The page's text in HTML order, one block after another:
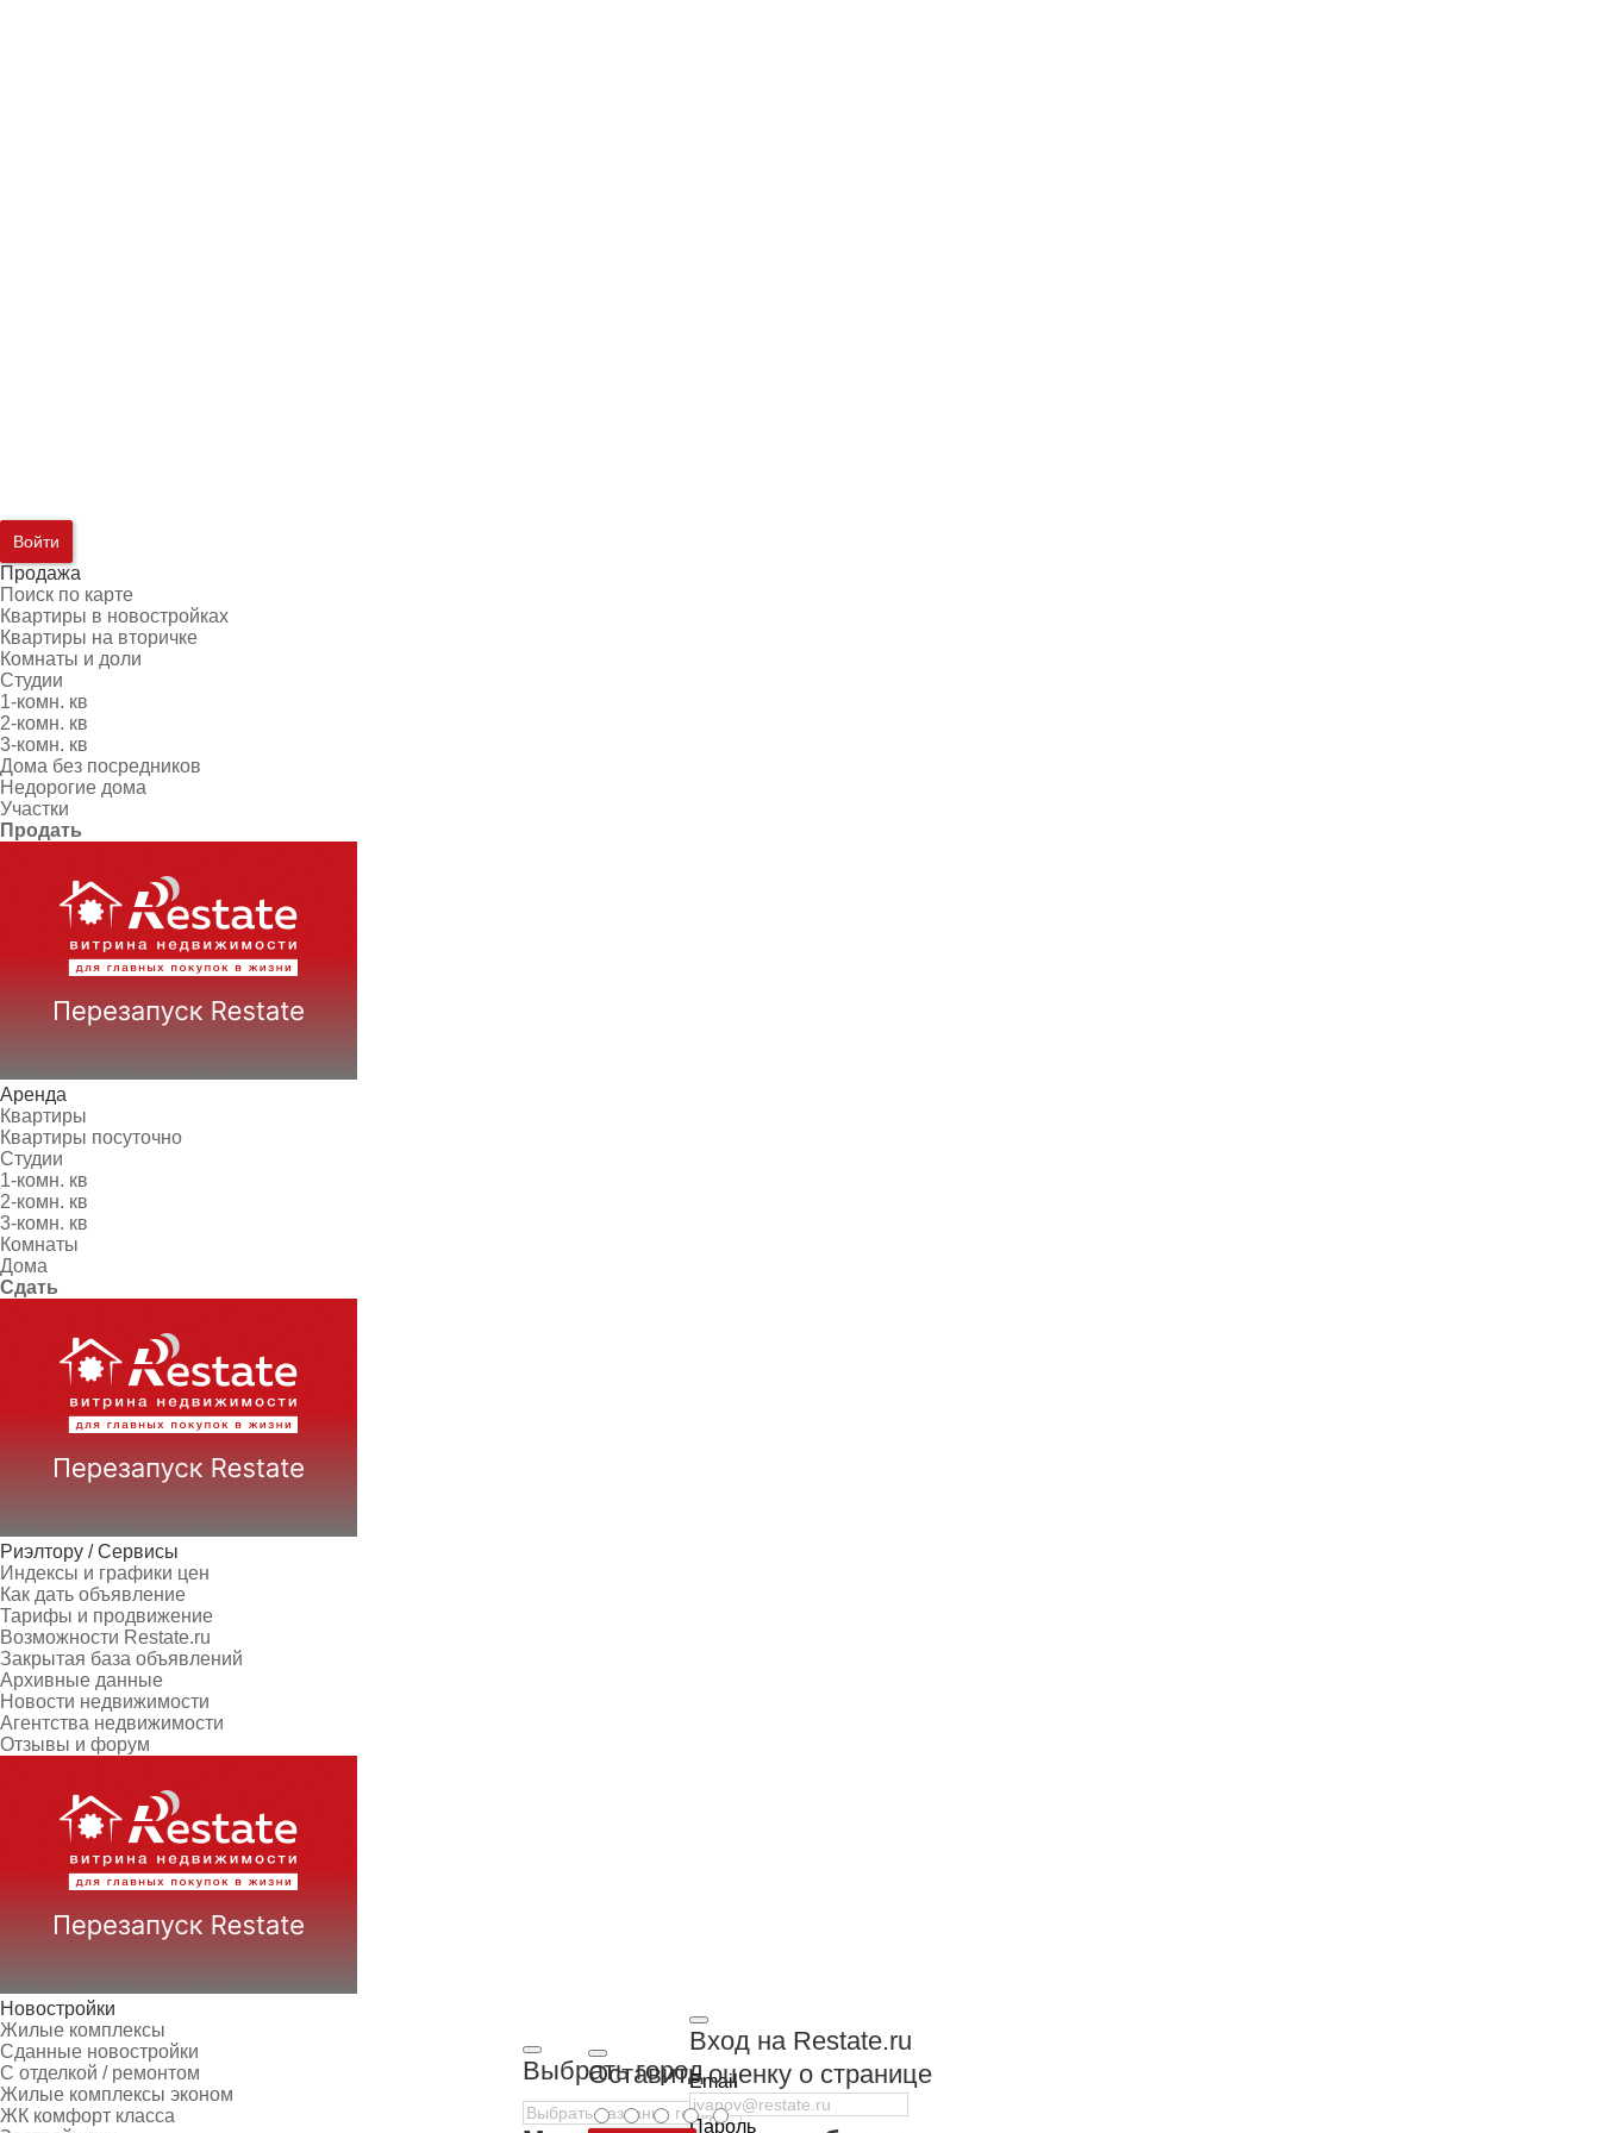
Войти
Продажа
Поиск по карте
Квартиры в новостройках
Квартиры на вторичке
Комнаты и доли
Студии
1-комн. кв
2-комн. кв
3-комн. кв
Дома без посредников
Недорогие дома
Участки
Продать
Аренда
Квартиры
Квартиры посуточно
Студии
1-комн. кв
2-комн. кв
3-комн. кв
Комнаты
Дома
Сдать
Риэлтору / Сервисы
Индексы и графики цен
Как дать объявление
Тарифы и продвижение
Возможности Restate.ru
Закрытая база объявлений
Архивные данные
Новости недвижимости
Агентства недвижимости
Отзывы и форум
Новостройки
Жилые комплексы
Сданные новостройки
С отделкой / ремонтом
Жилые комплексы эконом
ЖК комфорт класса
Выбрать город
Вход на Restate.ru
Email
Пароль
Оставить оценку о странице